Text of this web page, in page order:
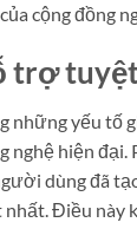
cộng đồng
trợ
những yếu tố
nghệ hiện
dùng đã
Điều này